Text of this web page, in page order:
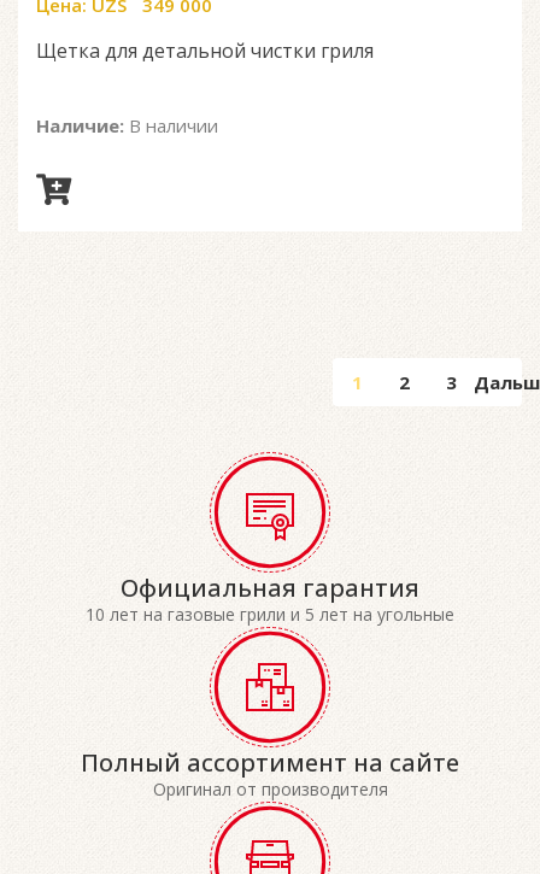
Цена: UZS 349 000
Щетка для детальной чистки гриля
Наличие: В наличии
1 2 3
Официальная гарантия
10 лет на газовые грили и 5 лет на угольные
Полный ассортимент на сайте
Оригинал от производителя